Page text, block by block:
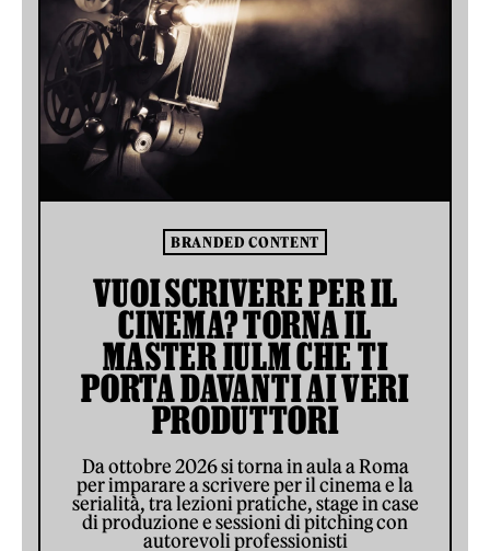
BRANDED CONTENT
VUOI SCRIVERE PER IL
CINEMA? TORNA IL
MASTER IULM CHE TI
PORTA DAVANTI AI VERI
PRODUTTORI
Da ottobre 2026 si torna in aula a Roma
per imparare a scrivere per il cinema e la
serialità, tra lezioni pratiche, stage in case
di produzione e sessioni di pitching con
autorevoli professionisti